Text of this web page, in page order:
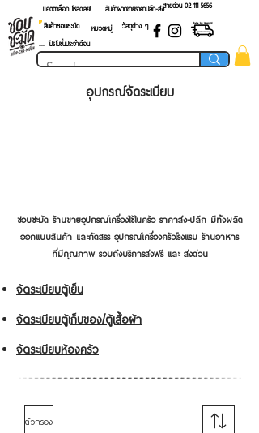
แคตตาล็อก โหลดเลย! สายด่วน 02 ​111 5656
สินค้าฝากขายราคาปลีก-ส่ง
สินค้าชอบชะมัด
หมวดหมู่
วัสดุต่าง ๆ
.... โปรโมชั่นประจำเดือน
อุปกรณ์จัดระเบียบ
ชอบชะมัด ร้านขายอุปกรณ์เครื่องใช้ในครัว ราคาส่ง-ปลีก มีทั้งผลิต
ออกแบบสินค้า และคัดสรร อุปกรณ์เครื่องครัวโรงแรม ร้านอาหาร
ที่มีคุณภาพ รวมถึงบริการส่งฟรี และ ส่งด่วน
จัดระเบียบตู้เย็น
จัดระเบียบตู้เก็บของ/ตู้เสื้อผ้า
จัดระเบียบห้องครัว
ตัวกรอง